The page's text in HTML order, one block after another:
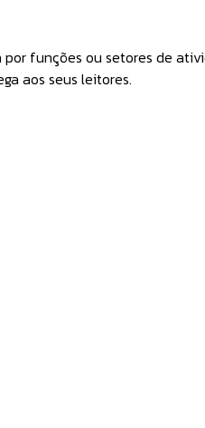
funções ou setores de
aos seus leitores.